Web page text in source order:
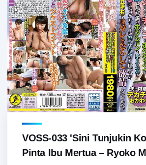
VOSS-033 'Sini Tunjukin
Pinta Ibu Mertua – Ryoko